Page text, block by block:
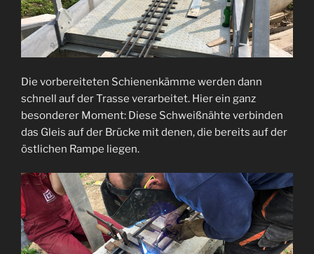
Die vorbereiteten Schienenkämme werden dann
schnell auf der Trasse verarbeitet. Hier ein ganz
besonderer Moment: Diese Schweißnähte verbinden
das Gleis auf der Brücke mit denen, die bereits auf der
östlichen Rampe liegen.